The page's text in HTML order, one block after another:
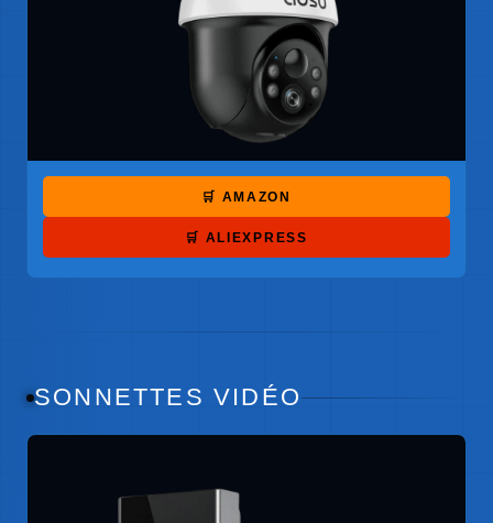
🛒 AMAZON
🛒 ALIEXPRESS
SONNETTES VIDÉO